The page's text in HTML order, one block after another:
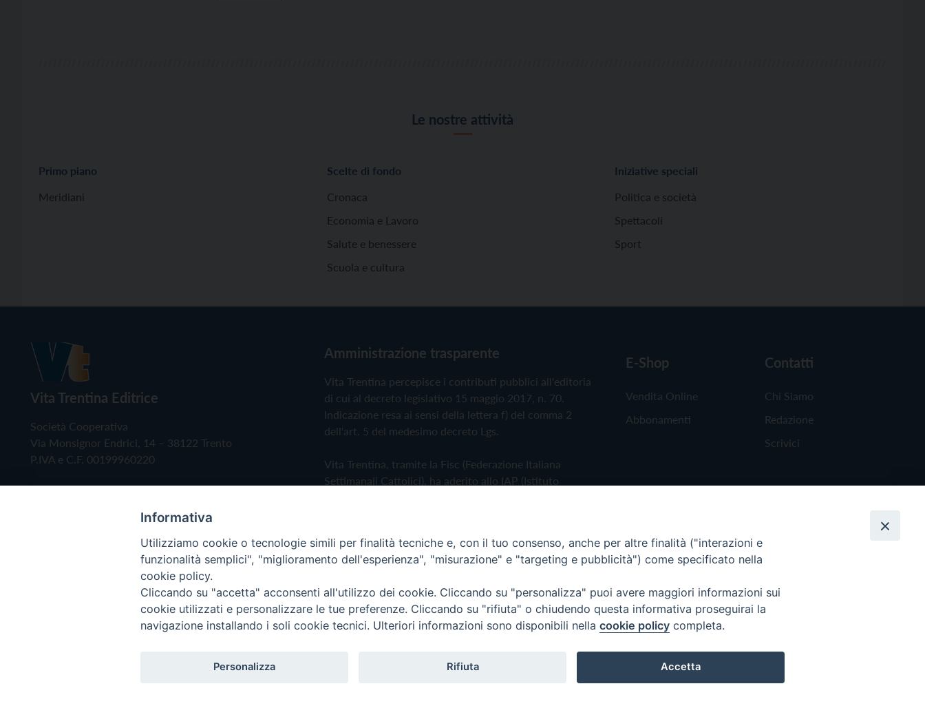
Le nostre attività
Primo piano
Meridiani
Scelte di fondo
Cronaca
Economia e Lavoro
Salute e benessere
Scuola e cultura
Iniziative speciali
Politica e società
Spettacoli
Sport
Vita Trentina Editrice
Società Cooperativa
Via Monsignor Endrici, 14 – 38122 Trento
P.IVA e C.F. 00199960220
Amministrazione trasparente
Vita Trentina percepisce i contributi pubblici all'editoria
di cui al decreto legislativo 15 maggio 2017, n. 70.
Indicazione resa ai sensi della lettera f) del comma 2
dell'art. 5 del medesimo decreto Lgs.
Vita Trentina, tramite la Fisc (Federazione Italiana
Settimanali Cattolici), ha aderito allo IAP (Istituto
Privacy Policy Cookie Policy
E-Shop
Vendita Online
Abbonamenti
Contatti
Chi Siamo
Redazione
Scrivici
Copyright © 2019 - Tutti i diritti riservati - Vita Trentina Editrice
Informativa
Utilizziamo cookie o tecnologie simili per finalità tecniche e, con il tuo consenso, anche per altre finalità ("interazioni e
funzionalità semplici", "miglioramento dell'esperienza", "misurazione" e "targeting e pubblicità") come specificato nella
cookie policy.
Cliccando su "accetta" acconsenti all'utilizzo dei cookie. Cliccando su "personalizza" puoi avere maggiori informazioni sui
cookie utilizzati e personalizzare le tue preferenze. Cliccando su "rifiuta" o chiudendo questa informativa proseguirai la
navigazione installando i soli cookie tecnici. Ulteriori informazioni sono disponibili nella cookie policy completa.
Personalizza Rifiuta Accetta